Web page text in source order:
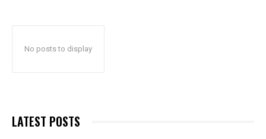
No posts to display
LATEST POSTS